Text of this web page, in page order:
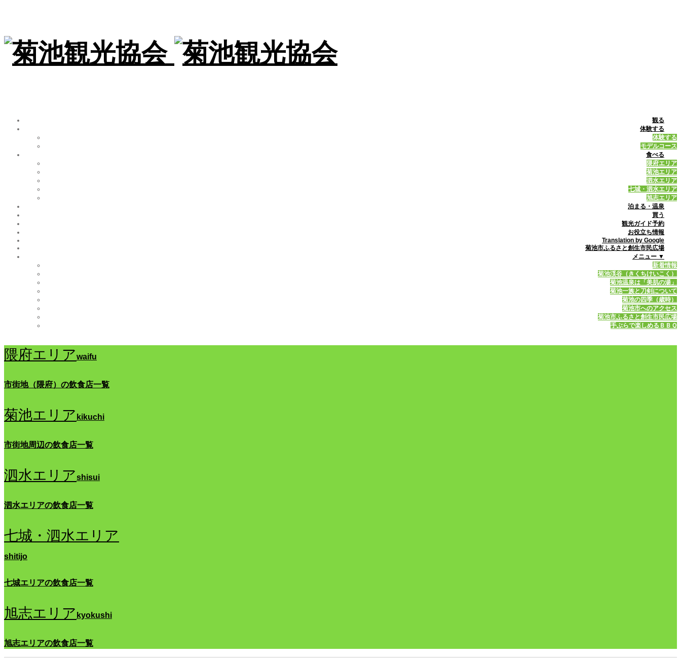
観る
体験する
体験する
モデルコース
食べる
隈府エリア
菊池エリア
泗水エリア
七城・泗水エリア
旭志エリア
泊まる・温泉
買う
観光ガイド予約
お役立ち情報
Translation by Google
菊池市ふるさと創生市民広場
メニュー ▼
新着情報
菊池渓谷（きくちけいこく）
菊池温泉は「美肌の湯」
菊池一族と刀剣について
菊池の四季（歳時）
菊池市へのアクセス
菊池市ふるさと創生市民広場
手ぶらで楽しめるＢＢＱ
隈府エリアwaifu
市街地（隈府）の飲食店一覧
菊池エリア kikuchi
市街地周辺の飲食店一覧
泗水エリアshisui
泗水エリアの飲食店一覧
七城・泗水エリア
shitijo
七城エリアの飲食店一覧
旭志エリア kyokushi
旭志エリアの飲食店一覧